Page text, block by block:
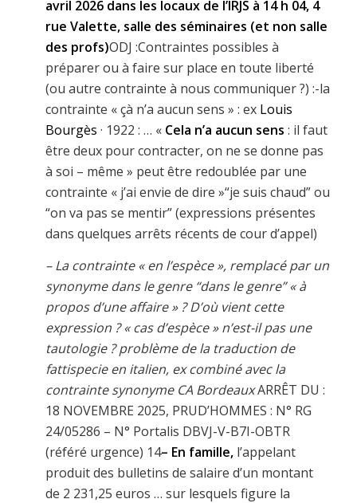
avril 2026 dans les locaux de l’IRJS à 14 h 04, 4
rue Valette, salle des séminaires (et non salle
des profs)ODJ :Contraintes possibles à
préparer ou à faire sur place en toute liberté
(ou autre contrainte à nous communiquer ?) :-la
contrainte « çà n’a aucun sens » : ex Louis
Bourgès · 1922 : … « Cela n’a aucun sens : il faut
être deux pour contracter, on ne se donne pas
à soi – même » peut être redoublée par une
contrainte « j’ai envie de dire »“je suis chaud” ou
“on va pas se mentir” (expressions présentes
dans quelques arrêts récents de cour d’appel)
– La contrainte « en l’espèce », remplacé par un
synonyme dans le genre “dans le genre” « à
propos d’une affaire » ? D’où vient cette
expression ? « cas d’espèce » n’est-il pas une
tautologie ? problème de la traduction de
fattispecie en italien, excombiné avec la
contrainte synonyme CA BordeauxARRÊT DU :
18 NOVEMBRE 2025, PRUD’HOMMES : N° RG
24/05286 – N° Portalis DBVJ-V-B7I-OBTR
(référé urgence) 14– En famille, l’appelant
produit des bulletins de salaire d’un montant
de 2 231,25 euros … sur lesquels figure la